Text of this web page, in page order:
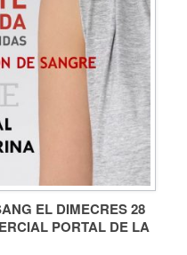
EL DIMECRES 28
PORTAL DE LA